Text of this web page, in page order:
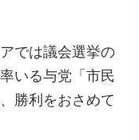
では議会選挙の
いる与党「市民
勝利をおさめて